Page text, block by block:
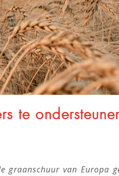
te
van Europa